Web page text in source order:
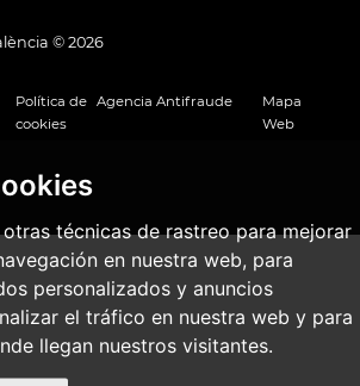
técnicas de rastreo para mejorar
en nuestra web, para
personalizados y anuncios
el tráfico en nuestra web y para
llegan nuestros visitantes.
© 2026
Política de
cookies
Agencia Antifraude
Mapa
Web